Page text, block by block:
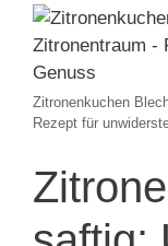
Zitronenkuchen
Rezept für